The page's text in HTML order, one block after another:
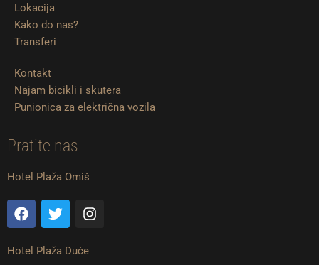
Lokacija
Kako do nas?
Transferi
Kontakt
Najam bicikli i skutera
Punionica za električna vozila
Pratite nas
Hotel Plaža Omiš
F
a
c
e
T
w
i
t
I
n
t
Hotel Plaža Duće